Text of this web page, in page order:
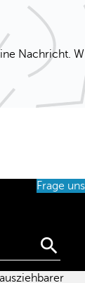
Nachricht.
Frage uns
